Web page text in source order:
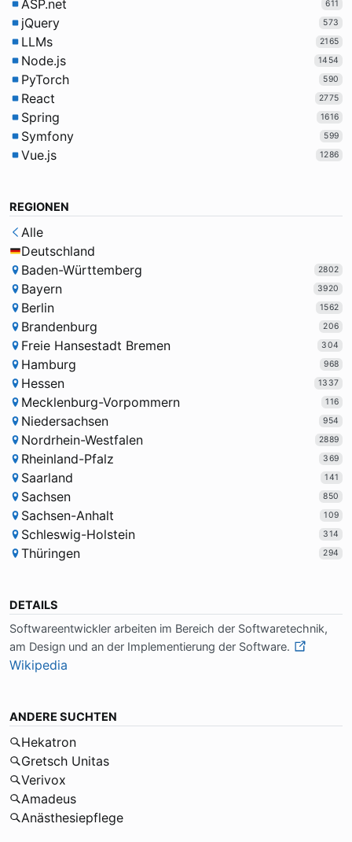
ASP.net 611
jQuery 573
LLMs 2165
Node.js 1454
PyTorch 590
React 2775
Spring 1616
Symfony 599
Vue.js 1286
REGIONEN
Alle
Deutschland
Baden-Württemberg
2802
Bayern 3920
Berlin 1562
Brandenburg 206
Freie Hansestadt Bremen 304
Hamburg 968
Hessen 1337
Mecklenburg-Vorpommern 116
Niedersachsen 954
Nordrhein-Westfalen 2889
Rheinland-Pfalz 369
Saarland 141
Sachsen 850
Sachsen-Anhalt 109
Schleswig-Holstein 314
Thüringen 294
DETAILS
Soft­wa­re­ent­wick­ler ar­bei­ten im Be­reich der Soft­wa­re­tech­nik,
am De­sign und an der Im­ple­men­tie­rung der Soft­wa­re.
Wikipedia
ANDERE SUCHTEN
Hekatron
Gretsch Unitas
Verivox
Amadeus
Anästhesiepflege